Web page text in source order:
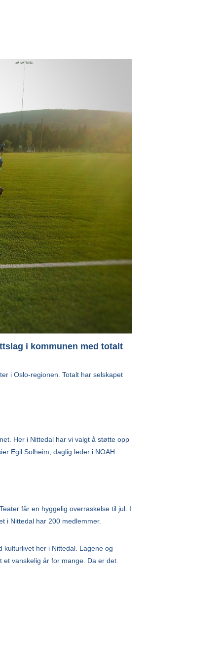
i kommunen med totalt
i Oslo-regionen. Totalt har selskapet
Her i Nittedal har vi valgt å støtte opp
Egil Solheim, daglig leder i NOAH
får en hyggelig overraskelse til jul. I
i Nittedal har 200 medlemmer.
her i Nittedal. Lagene og
vanskelig år for mange. Da er det